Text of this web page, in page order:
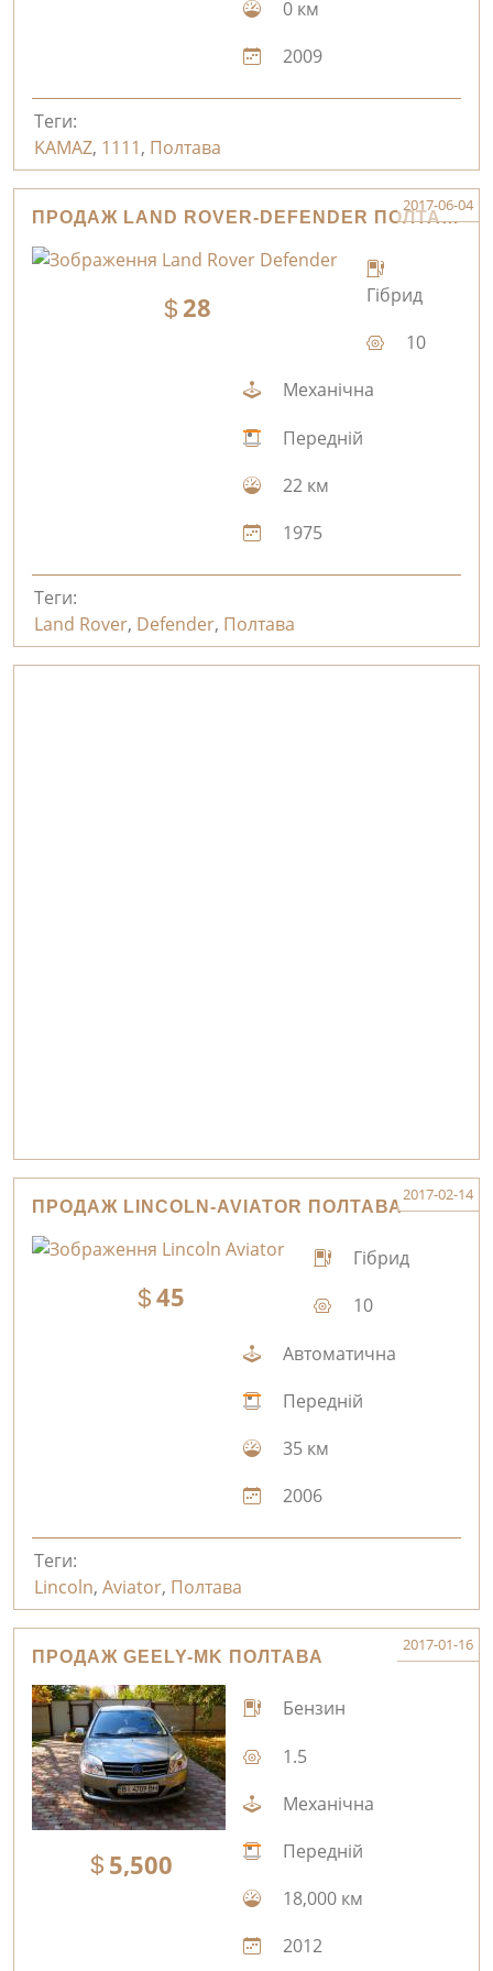
0 км
2009
Теги:
KAMAZ, 1111, Полтава
ПРОДАЖ LAND ROVER-DEFENDER ПОЛТАВА
2017-06-04
28
Гібрид
10
Механічна
Передній
22 км
1975
Теги:
Land Rover, Defender, Полтава
ПРОДАЖ LINCOLN-AVIATOR ПОЛТАВА
2017-02-14
45
Гібрид
10
Автоматична
Передній
35 км
2006
Теги:
Lincoln, Aviator, Полтава
ПРОДАЖ GEELY-MK ПОЛТАВА
2017-01-16
5,500
Бензин
1.5
Механічна
Передній
18,000 км
2012